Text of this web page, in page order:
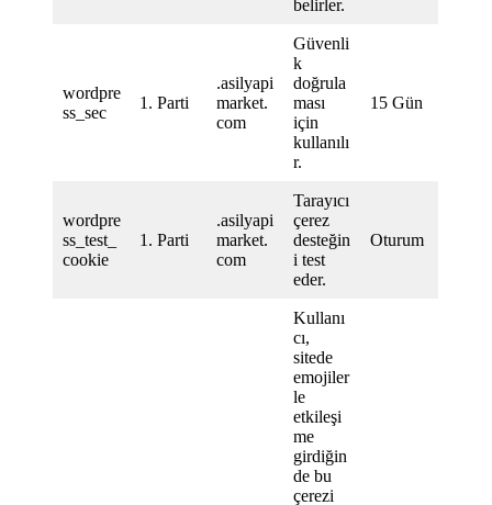
belirler.
wordpre
ss_sec
1. Parti
.asilyapi
market.
com
Güvenli
k
doğrula
ması
için
kullanılı
r.
15 Gün
wordpre
ss_test_
cookie
1. Parti
.asilyapi
market.
com
Tarayıcı
çerez
desteğin
i test
eder.
Oturum
Kullanı
cı,
sitede
emojiler
le
etkileşi
me
girdiğin
de bu
çerezi